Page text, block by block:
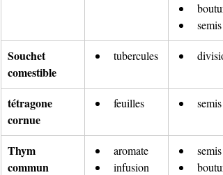
bouture
semis
Souchet
comestible
tubercules
tétragone
cornue
feuilles semis
Thym
commun
aromate
infusion
semis